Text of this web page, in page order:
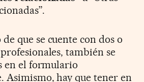
que se cuente con dos o
también se
en el formulario
Asimismo, hay que tener en